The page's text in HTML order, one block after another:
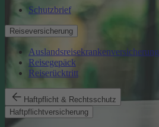
Schutzbrief
Reiseversicherung
Auslandsreisekrankenversicherung
Reisegepäck
Reiserücktritt
Haftpflicht & Rechtsschutz
Haftpflichtversicherung